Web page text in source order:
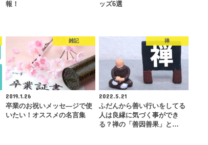
報！
ッズ6選
雑記
2019.1.26
卒業のお祝いメッセ―ジで使
いたい！オススメの名言集
禅
2022.5.21
ふだんから善い行いをしてる
人は良縁に気づく事ができ
る？禅の「善因善果」と…